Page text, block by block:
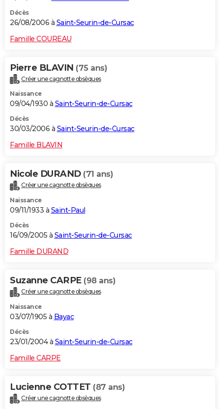
Décès
26/08/2006 à Saint-Seurin-de-Cursac
Famille COUREAU
Pierre BLAVIN (75 ans)
Créer une cagnotte obsèques
Naissance
09/04/1930 à Saint-Seurin-de-Cursac
Décès
30/03/2006 à Saint-Seurin-de-Cursac
Famille BLAVIN
Nicole DURAND (71 ans)
Créer une cagnotte obsèques
Naissance
09/11/1933 à Saint-Paul
Décès
16/09/2005 à Saint-Seurin-de-Cursac
Famille DURAND
Suzanne CARPE (98 ans)
Créer une cagnotte obsèques
Naissance
03/07/1905 à Bayac
Décès
23/01/2004 à Saint-Seurin-de-Cursac
Famille CARPE
Lucienne COTTET (87 ans)
Créer une cagnotte obsèques